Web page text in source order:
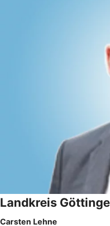
Landkreis
Carsten Lehne